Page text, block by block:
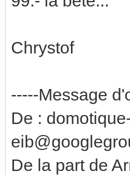
Chrystof
-----Message
De :
De la part de